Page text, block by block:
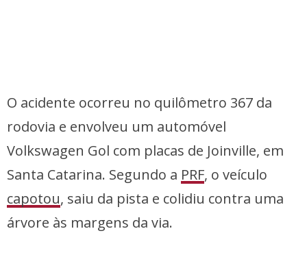
O acidente ocorreu no quilômetro 367 da
rodovia e envolveu um automóvel
Volkswagen Gol com placas de Joinville, em
Santa Catarina. Segundo a PRF, o veículo
capotou, saiu da pista e colidiu contra uma
árvore às margens da via.